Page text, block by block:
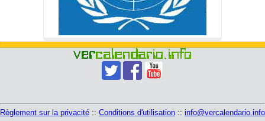
Règlement sur la privacité :: Conditions d'utilisation :: info@vercalendario.info